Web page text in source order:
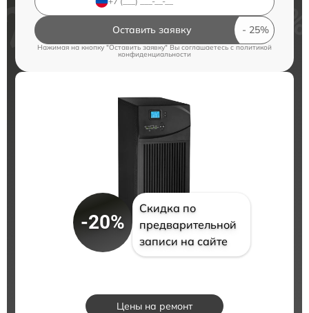
Оставить заявку
Нажимая на кнопку "Оставить заявку" Вы соглашаетесь cполитикой
конфиденциальности
-20%
Скидка по
предварительной
записи на сайте
Цены на ремонт